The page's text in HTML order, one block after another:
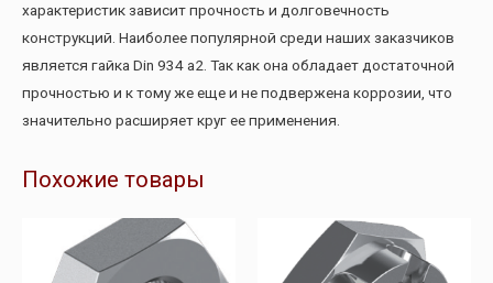
характеристик зависит прочность и долговечность
конструкций. Наиболее популярной среди наших заказчиков
является гайка Din 934 a2. Так как она обладает достаточной
прочностью и к тому же еще и не подвержена коррозии, что
значительно расширяет круг ее применения.
Похожие товары